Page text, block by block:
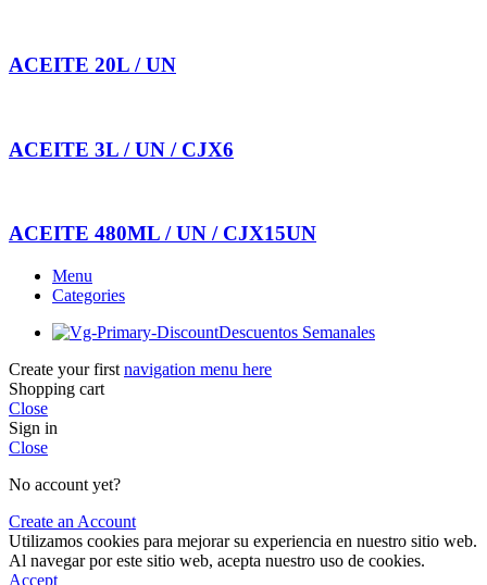
ACEITE 20L / UN
ACEITE 3L / UN / CJX6
ACEITE 480ML / UN / CJX15UN
Menu
Categories
Descuentos Semanales
Create your first navigation menu here
Shopping cart
Close
Sign in
Close
No account yet?
Create an Account
Utilizamos cookies para mejorar su experiencia en nuestro sitio web.
Al navegar por este sitio web, acepta nuestro uso de cookies.
Accept